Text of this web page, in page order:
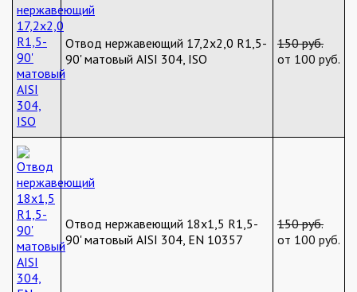
Отвод нержавеющий 17,2х2,0 R1,5-
90' матовый AISI 304, ISO
150 руб.
от 100 руб.
Отвод нержавеющий 18х1,5 R1,5-
90' матовый AISI 304, EN 10357
150 руб.
от 100 руб.